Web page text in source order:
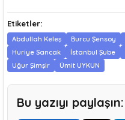
Etiketler:
Abdullah Keleş Burcu Şensoy
Huriye Sancak
İstanbul Şube
Uğur Şimşir
Ümit UYKUN
Bu yazıyı paylaşın: